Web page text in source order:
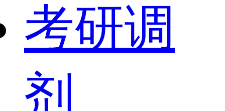
考研调
剂